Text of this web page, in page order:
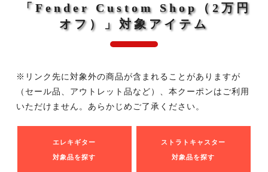
「Fender Custom Shop（2万円
オフ）」対象アイテム
※リンク先に対象外の商品が含まれることがありますが
（セール品、アウトレット品など）、本クーポンはご利用
いただけません。あらかじめご了承ください。
エレキギター
対象品を探す
ストラトキャスター
対象品を探す